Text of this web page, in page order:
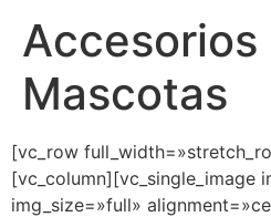
Accesorios
Mascotas
[vc_row
[vc_column][vc_single_image
img_size=»full»